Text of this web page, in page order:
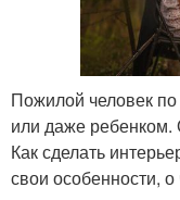
Пожилой человек
или даже
Как сделать
свои особенности,